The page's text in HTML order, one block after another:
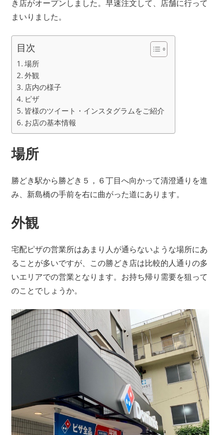
き店がオープンしました。早速注文して、店舗に行って
まいりました。
目次
場所
外観
店内の様子
ピザ
皆様のツイート・インスタグラムをご紹介
お店の基本情報
場所
勝どき駅から勝どき５，６丁目へ向かって清澄通りを進
み、新島橋の手前を右に曲がった道にあります。
外観
宅配ピザの営業所はあまり人が通らないような場所にあ
ることが多いですが、この勝どき店は比較的人通りの多
いエリアでの営業となります。お持ち帰り需要を狙って
のことでしょうか。